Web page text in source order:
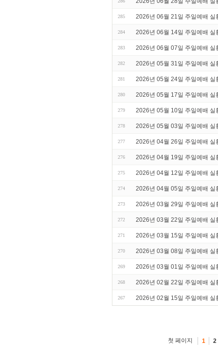
285 2026년 06월 21일 주일예배 실
284 2026년 06월 14일 주일예배 실
283 2026년 06월 07일 주일예배 실
282 2026년 05월 31일 주일예배 실
281 2026년 05월 24일 주일예배 실
280 2026년 05월 17일 주일예배 실
279 2026년 05월 10일 주일예배 실
278 2026년 05월 03일 주일예배 실
277 2026년 04월 26일 주일예배 실
276 2026년 04월 19일 주일예배 실
275 2026년 04월 12일 주일예배 실
274 2026년 04월 05일 주일예배 실
273 2026년 03월 29일 주일예배 실
272 2026년 03월 22일 주일예배 실
271 2026년 03월 15일 주일예배 실
270 2026년 03월 08일 주일예배 실
269 2026년 03월 01일 주일예배 실
268 2026년 02월 22일 주일예배 실
267 2026년 02월 15일 주일예배 실
첫 페이지 1 2